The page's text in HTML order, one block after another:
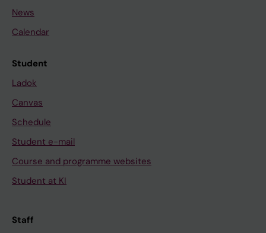
News
Calendar
Student
Ladok
Canvas
Schedule
Student e-mail
Course and programme websites
Student at KI
Staff